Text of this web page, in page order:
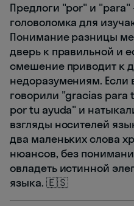
Предлоги "por" и
головоломка для
Понимание разницы
дверь к правильной и
смешение приводит к
недоразумениям. Если
говорили "gracias para
por tu ayuda" и
взгляды носителей
два маленьких слова
нюансов, без
овладеть истинной
языка. 🇪🇸